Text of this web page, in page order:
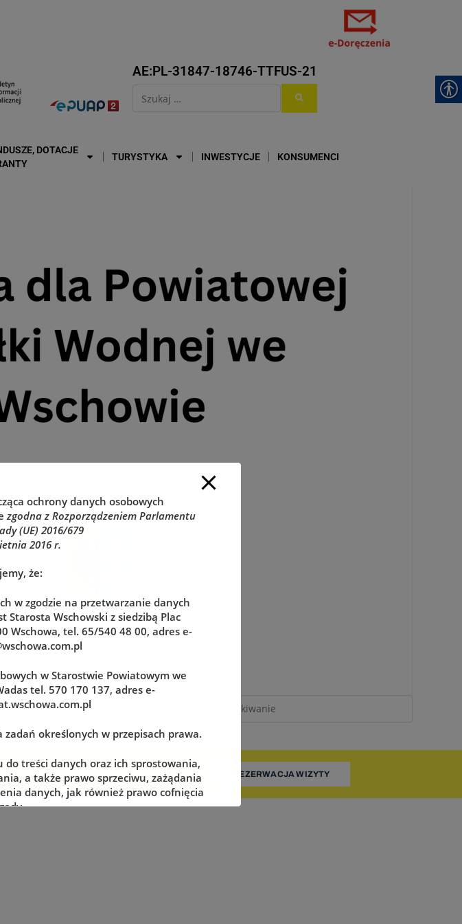
AE:PL-31847-18746-TTFUS-21
DOTACJE
TURYSTYKA INWESTYCJE KONSUMENCI
terminie REZERWACJA WIZYTY
ochrony danych osobowych
zgodna z Rozporządzeniem Parlamentu
(UE) 2016/679
2016 r.
że:
w zgodzie na przetwarzanie danych
Starosta Wschowski z siedzibą Plac
Wschowa, tel. 65/540 48 00, adres e-
w Starostwie Powiatowym we
tel. 570 170 137, adres e-
określonych w przepisach prawa.
do treści danych oraz ich sprostowania,
a także prawo sprzeciwu, zażądania
danych, jak również prawo cofnięcia